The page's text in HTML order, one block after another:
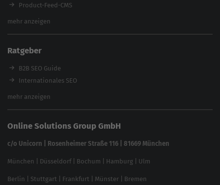
Product-Feed-CMS
Website Analyse
Backlink-Check
Ladezeiten-Check
Brand Protection Tool
Website SEO Check
feed2content.ai
mehr anzeigen
Ratgeber
B2B SEO Guide
Internationales SEO
eCommerce SEO
In ChatGPT gefunden werden
Linkbuilding 2025
Local SEO
SEO für Online Shops
mehr anzeigen
Online Solutions Group GmbH
c/o Unicorn | Rosenheimer Straße 116 | 81669 München
München Düsseldorf| Bochum Hamburg Ulm
Berlin Stuttgart Frankfurt Münster Bremen